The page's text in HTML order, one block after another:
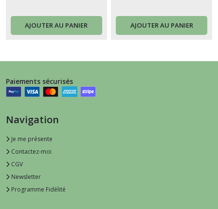
AJOUTER AU PANIER AJOUTER AU PANIER
Paiements sécurisés
Navigation
Je me présente
Contactez-moi
CGV
Newsletter
Programme Fidélité